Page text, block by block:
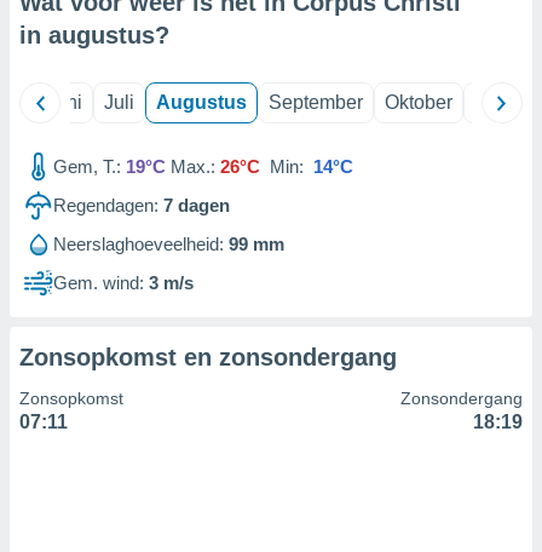
in augustus?
Juni Juli Augustus September Oktober
Gem, T.: 19°C Max.: 26°C Min: 14°C
Regendagen: 7 dagen
Neerslaghoeveelheid: 99 mm
Gem. wind: 3 m/s
Zonsopkomst en zonsondergang
Zonsopkomst
07:11
Zonsondergang
18:19